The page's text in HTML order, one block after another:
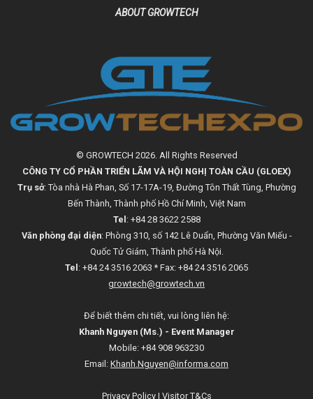
ABOUT GROWTECH
© GROWTECH 2026. All Rights Reserved
CÔNG TY CỔ PHẦN TRIỂN LÃM VÀ HỘI NGHỊ TOÀN CẦU (GLOEX)
Trụ sở: Tòa nhà Hà Phan, Số 17-17A-19, Đường Tôn Thất Tùng, Phường
Bến Thành, Thành phố Hồ Chí Minh, Việt Nam
Tel : +84 28 3622 2588
Văn phòng đại diện: Phòng 310, số 142 Lê Duẩn, Phường Văn Miếu -
Quốc Tử Giám, Thành phố Hà Nội.
Tel : +84 24 3516 2063 * Fax: +84 24 3516 2065
growtech@growtech.vn
Để biết thêm chi tiết, vui lòng liên hệ:
Khanh Nguyen (Ms.) - Event Manager
Mobile: +84 908 963230
Email: Khanh.Nguyen@informa.com
Privacy Policy| Visitor T&Cs